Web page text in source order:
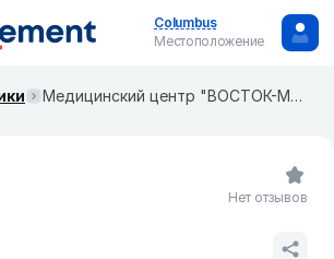
Columbus
Местоположение
Медицинский центр "ВОСТОК-МЕД" на Энергетиков проспекте
Нет отзывов